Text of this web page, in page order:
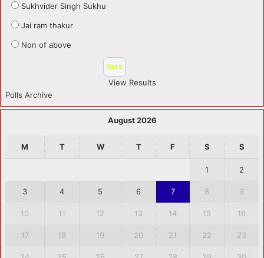
Sukhvider Singh Sukhu
Jai ram thakur
Non of above
View Results
Polls Archive
August 2026
M T W T F S S
1 2
3 4 5 6 7 8 9
10 11 12 13 14 15 16
17 18 19 20 21 22 23